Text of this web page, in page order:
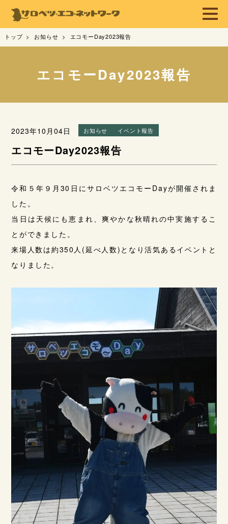
トップ お知らせ エコモーDay2023報告
エコモーDay2023報告
2023年10月04日 お知らせ イベント報告
エコモーDay2023報告
令和５年９月30日にサロベツエコモーDayが開催されま
した。
当日は天候にも恵まれ、爽やかな秋晴れの中実施するこ
とができました。
来場人数は約350人(延べ人数)となり活気あるイベントと
なりました。